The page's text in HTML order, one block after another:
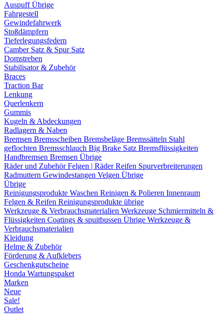
Auspuff Übrige
Fahrgestell
Gewindefahrwerk
Stoßdämpfern
Tieferlegungsfedern
Camber Satz & Spur Satz
Domstreben
Stabilisator & Zubehör
Braces
Traction Bar
Lenkung
Querlenkern
Gummis
Kugeln & Abdeckungen
Radlagern & Naben
Bremsen Bremsscheiben Bremsbeläge Bremssätteln Stahl
geflochten Bremsschlauch Big Brake Satz Bremsflüssigkeiten
Handbremsen Bremsen Übrige
Räder und ZubehörFelgen | RäderReifen Spurverbreiterungen
Radmuttern Gewindestangen Velgen Übrige
Übrige
Reinigungsprodukte Waschen Reinigen & Polieren Innenraum
Felgen & Reifen Reinigungsprodukte übrige
Werkzeuge & Verbrauchsmaterialien Werkzeuge Schmiermitteln &
Flüssigkeiten Coatings & spuitbussen Übrige Werkzeuge &
Verbrauchsmaterialien
Kleidung
Helme & Zubehör
Förderung & Aufklebers
Geschenkgutscheine
Honda Wartungspaket
Marken
Neue
Sale!
Outlet